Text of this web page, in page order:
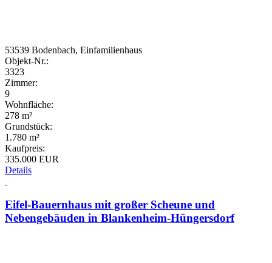
53539 Bodenbach, Einfamilienhaus
Objekt-Nr.:
3323
Zimmer:
9
Wohnfläche:
278 m²
Grundstück:
1.780 m²
Kaufpreis:
335.000 EUR
Details
Eifel-Bauernhaus mit großer Scheune und
Nebengebäuden in Blankenheim-Hüngersdorf